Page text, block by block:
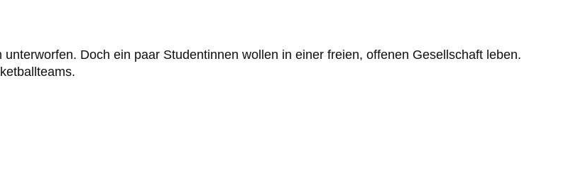
Doch ein paar Studentinnen wollen in einer freien, offenen Gesellschaft leben.